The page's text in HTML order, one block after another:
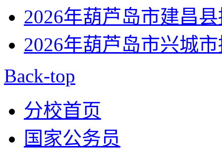
2026年葫芦岛市建昌
2026年葫芦岛市兴城
Back-top
分校首页
国家公务员